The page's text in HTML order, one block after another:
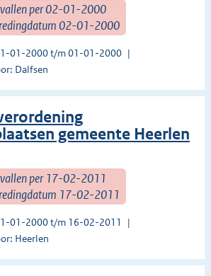
per 02-01-2000
02-01-2000
01-2000 t/m 01-01-2000
Dalfsen
gemeente Heerlen
per 17-02-2011
17-02-2011
01-2000 t/m 16-02-2011
Heerlen